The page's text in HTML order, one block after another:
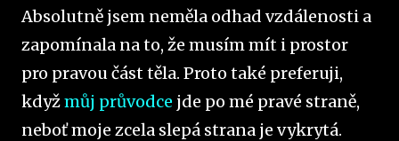
Absolutně jsem neměla odhad vzdálenosti a
zapomínala na to, že musím mít i prostor
pro pravou část těla. Proto také preferuji,
kdyžmůj průvodce jde po mé pravé straně,
neboť moje zcela slepá strana je vykrytá.